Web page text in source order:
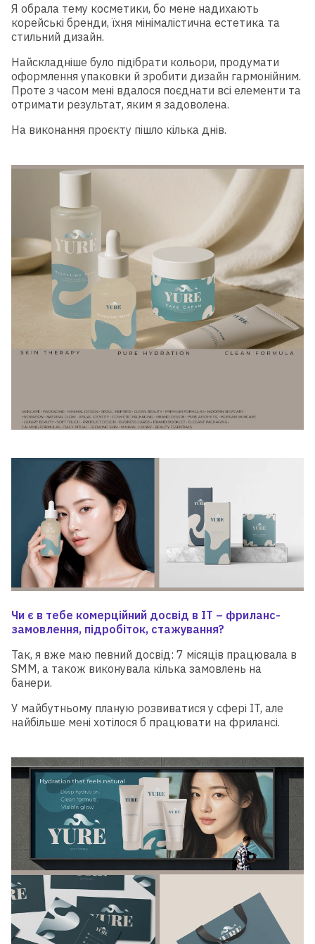
Я обрала тему косметики, бо мене надихають
корейські бренди, їхня мінімалістична естетика та
стильний дизайн.
Найскладніше було підібрати кольори, продумати
оформлення упаковки й зробити дизайн гармонійним.
Проте з часом мені вдалося поєднати всі елементи та
отримати результат, яким я задоволена.
На виконання проєкту пішло кілька днів.
Чи є в тебе комерційний досвід в ІТ – фриланс-
замовлення, підробіток, стажування?
Так, я вже маю певний досвід: 7 місяців працювала в
SMM, а також виконувала кілька замовлень на
банери.
У майбутньому планую розвиватися у сфері IT, але
найбільше мені хотілося б працювати на фрилансі.